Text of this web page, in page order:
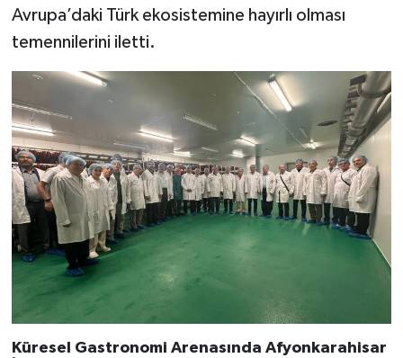
Avrupa’daki Türk ekosistemine hayırlı olması
temennilerini iletti.
Küresel Gastronomi Arenasında Afyonkarahisar